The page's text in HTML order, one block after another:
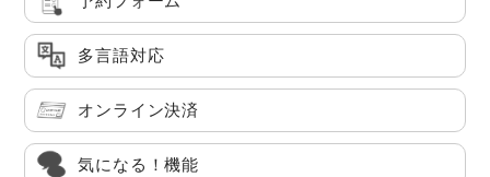
多言語対応
オンライン決済
気になる！機能